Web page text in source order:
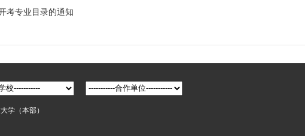
考专业目录的通知
学（本部）